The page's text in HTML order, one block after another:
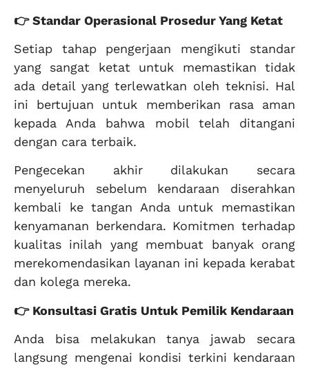
👉 Standar Operasional Prosedur Yang Ketat
Setiap tahap pengerjaan mengikuti standar
yang sangat ketat untuk memastikan tidak
ada detail yang terlewatkan oleh teknisi. Hal
ini bertujuan untuk memberikan rasa aman
kepada Anda bahwa mobil telah ditangani
dengan cara terbaik.
Pengecekan akhir dilakukan secara
menyeluruh sebelum kendaraan diserahkan
kembali ke tangan Anda untuk memastikan
kenyamanan berkendara. Komitmen terhadap
kualitas inilah yang membuat banyak orang
merekomendasikan layanan ini kepada kerabat
dan kolega mereka.
👉 Konsultasi Gratis Untuk Pemilik Kendaraan
Anda bisa melakukan tanya jawab secara
langsung mengenai kondisi terkini kendaraan